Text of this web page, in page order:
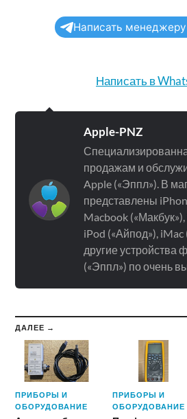
Написать менеджеру
Написать в
Apple-PNZ
продажам и
Apple («Эппл»). В
представлены
Macbook
iPod («Айпод»), iMac
другие устройства
(«Эппл») по очень
ДАЛЕЕ →
ПРИБОРЫ И
ОБОРУДОВАНИЕ
ПРИБОРЫ И
ОБОРУДОВАНИЕ